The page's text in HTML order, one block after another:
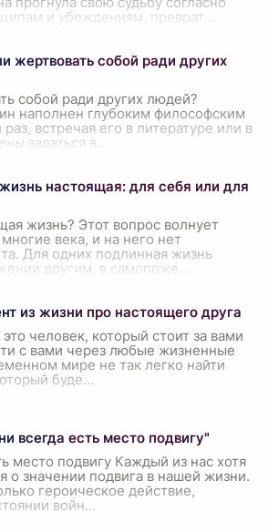
и убеждениям, преврат
жертвовать собой ради других
собой ради других людей?
наполнен глубоким философским
встречая его в литературе или в
задаться в
настоящая: для себя или для
жизнь? Этот вопрос волнует
века, и на него нет
Для одних подлинная жизнь
другим, в самопоже
из жизни про настоящего друга
человек, который стоит за вами
с вами через любые жизненные
мире не так легко найти
буде...
всегда есть место подвигу"
место подвигу Каждый из нас хотя
о значении подвига в нашей жизни.
героическое действие,
войн...